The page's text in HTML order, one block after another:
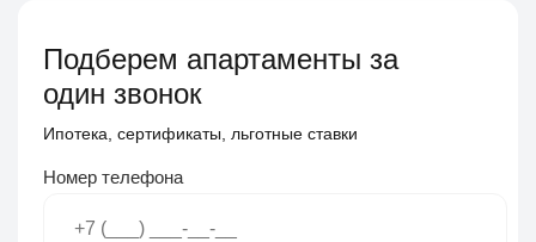
Подберем апартаменты за
один звонок
Ипотека, сертификаты, льготные ставки
Номер телефона